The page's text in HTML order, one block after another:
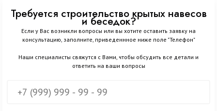
Требуется строительство крытых навесов
и беседок?
Если у Вас возникли вопросы или вы хотите оставить заявку на
консультацию, заполните, приведеннное ниже поле "Телефон"
Наши специалисты свяжутся с Вами, чтобы обсудить все детали и
ответить на ваши вопросы